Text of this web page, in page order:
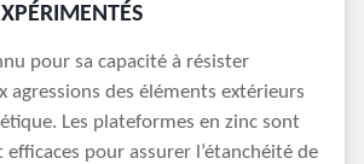
pour sa capacité à résister
agressions des éléments extérieurs
Les plateformes en zinc sont
pour assurer l’étanchéité de